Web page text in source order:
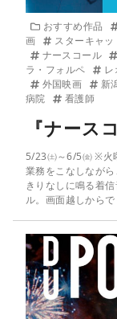
おすすめ作品
画
スターキャ
ナースコール
ラ・フォルペ
外国映画
新
病院
看護師
『ナース
5/23㈯～6/5㈮ ※火
業務をこなしなが
きりなしに鳴る着
ル。画面越しから